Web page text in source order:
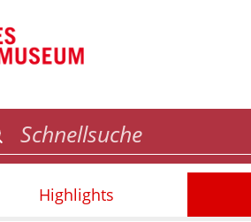
Highlights